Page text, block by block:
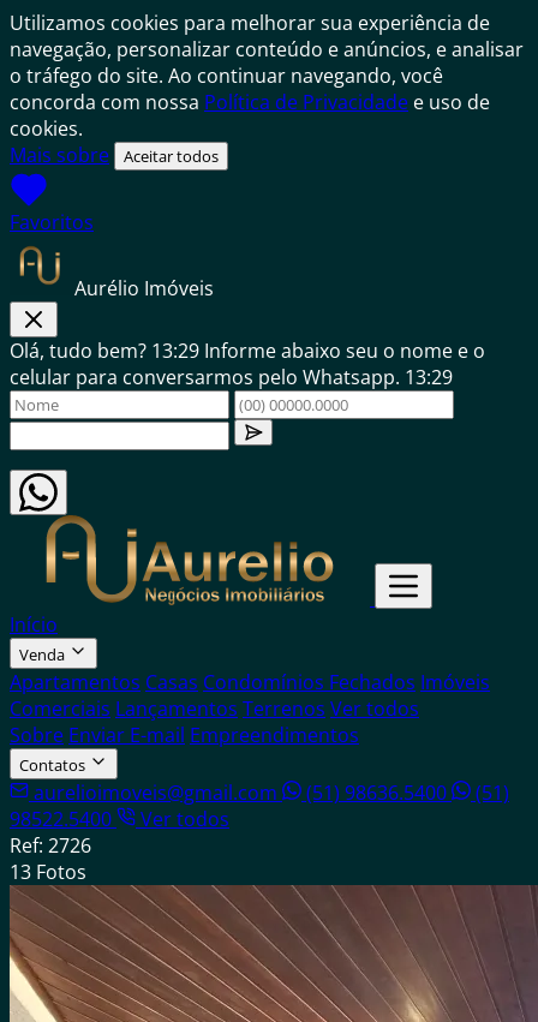
Utilizamos cookies para melhorar sua experiência de
navegação, personalizar conteúdo e anúncios, e analisar
o tráfego do site. Ao continuar navegando, você
concorda com nossa Política de Privacidade e uso de
cookies.
Mais sobre
Aceitar todos
Favoritos
Aurélio Imóveis
Olá, tudo bem? 13:29 Informe abaixo seu o nome e o
celular para conversarmos pelo Whatsapp. 13:29
Início
Venda
Apartamentos Casas Condomínios Fechados Imóveis
Comerciais Lançamentos Terrenos Ver todos
Sobre Enviar E-mail Empreendimentos
Contatos
aurelioimoveis@gmail.com (51) 98636.5400
(51)
98522.5400
Ver todos
Ref: 2726
13 Fotos